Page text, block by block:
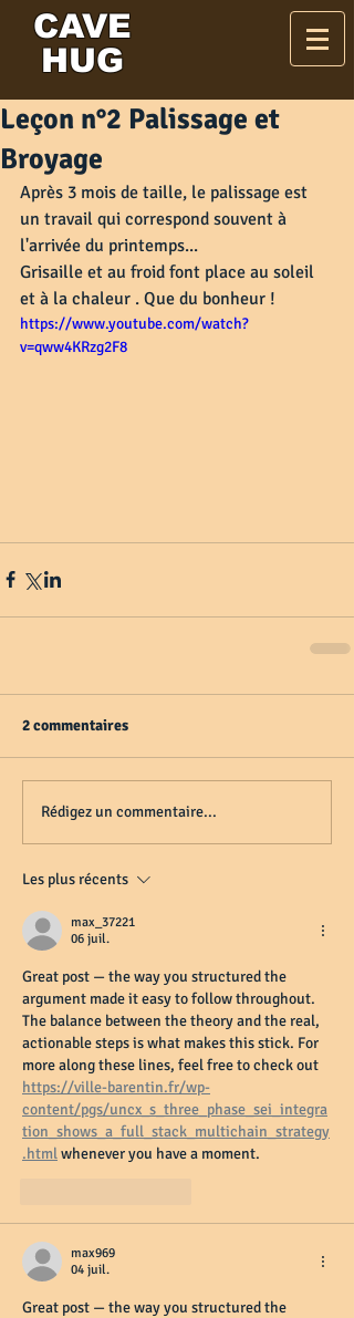
CAVE
HUG
Leçon n°2 Palissage et
Broyage
Après 3 mois de taille, le palissage est
un travail qui correspond souvent à
l'arrivée du printemps...
Grisaille et au froid font place au soleil
et à la chaleur . Que du bonheur !
https://www.youtube.com/watch?
v=qww4KRzg2F8
2 commentaires
Rédigez un commentaire...
Les plus récents
max_37221
06 juil.
Great post — the way you structured the
argument made it easy to follow throughout.
The balance between the theory and the real,
actionable steps is what makes this stick. For
more along these lines, feel free to check out
https://ville-barentin.fr/wp-
content/pgs/uncx_s_three_phase_sei_integra
tion_shows_a_full_stack_multichain_strategy
.html whenever you have a moment.
max969
04 juil.
Great post — the way you structured the